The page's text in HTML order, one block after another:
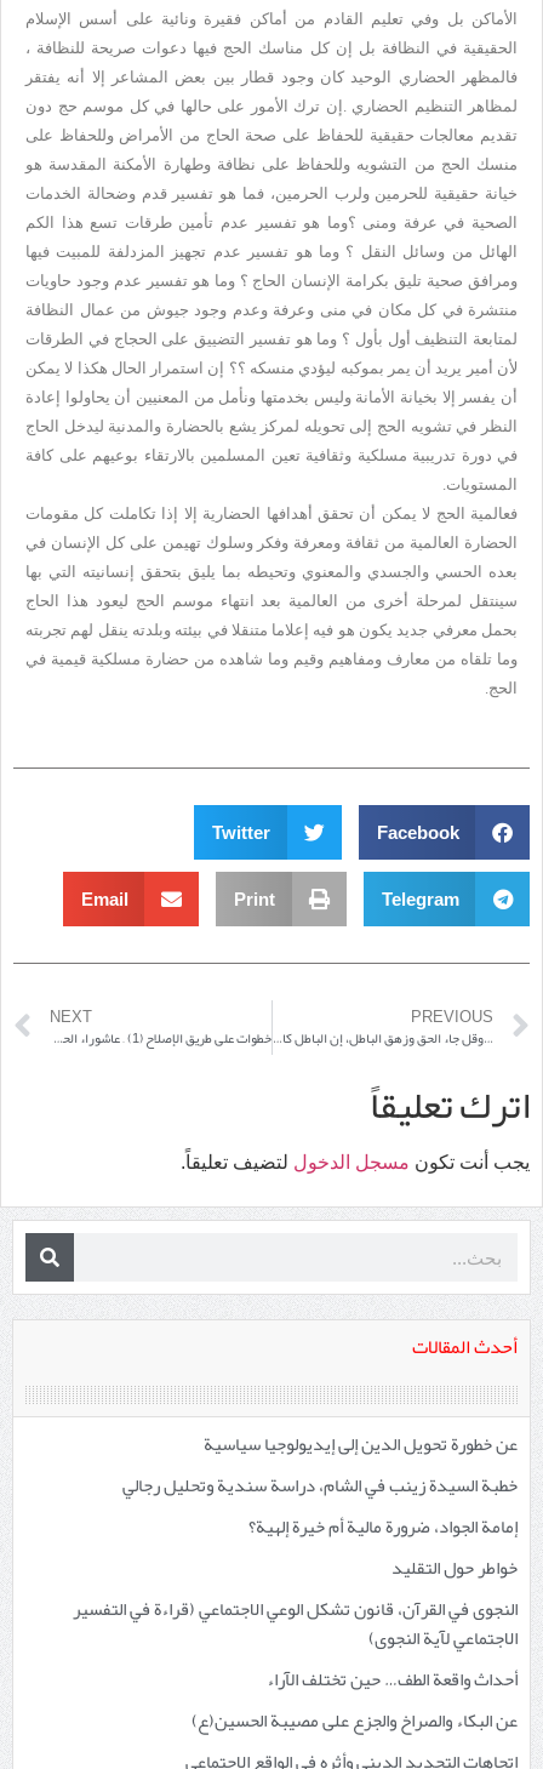
أحدث المقالات
عن خطورة تحويل الدين إلى إيديولوجيا سياسية
خطبة السيدة زينب في الشام، دراسة سندية وتحليل رجالي
إمامة الجواد، ضرورة مالية أم خيرة إلهية؟
خواطر حول التقليد
النجوى في القرآن، قانون تشكل الوعي الاجتماعي (قراءة في التفسير
الاجتماعي لآية النجوى)
أحداث واقعة الطف… حين تختلف الآراء
عن البكاء والصراخ والجزع على مصيبة الحسين(ع)
الأماكن بل وفي تعليم القادم من أماكن فقيرة ونائية على أسس الإسلام
الحقيقية في النظافة بل إن كل مناسك الحج فيها دعوات صريحة للنظافة ،
فالمظهر الحضاري الوحيد كان وجود قطار بين بعض المشاعر إلا أنه يفتقر
لمظاهر التنظيم الحضاري .إن ترك الأمور على حالها في كل موسم حج دون
تقديم معالجات حقيقية للحفاظ على صحة الحاج من الأمراض وللحفاظ على
منسك الحج من التشويه وللحفاظ على نظافة وطهارة الأمكنة المقدسة هو
خيانة حقيقية للحرمين ولرب الحرمين، فما هو تفسير قدم وضحالة الخدمات
الصحية في عرفة ومنى ؟وما هو تفسير عدم تأمين طرقات تسع هذا الكم
الهائل من وسائل النقل ؟ وما هو تفسير عدم تجهيز المزدلفة للمبيت فيها
ومرافق صحية تليق بكرامة الإنسان الحاج ؟ وما هو تفسير عدم وجود حاويات
منتشرة في كل مكان في منى وعرفة وعدم وجود جيوش من عمال النظافة
لمتابعة التنظيف أول بأول ؟ وما هو تفسير التضييق على الحجاج في الطرقات
لأن أمير يريد أن يمر بموكبه ليؤدي منسكه ؟؟ إن استمرار الحال هكذا لا يمكن
أن يفسر إلا بخيانة الأمانة وليس بخدمتها ونأمل من المعنيين أن يحاولوا إعادة
النظر في تشويه الحج إلى تحويله لمركز يشع بالحضارة والمدنية ليدخل الحاج
في دورة تدريبية مسلكية وثقافية تعين المسلمين بالارتقاء بوعيهم على كافة
المستويات.
فعالمية الحج لا يمكن أن تحقق أهدافها الحضارية إلا إذا تكاملت كل مقومات
الحضارة العالمية من ثقافة ومعرفة وفكر وسلوك تهيمن على كل الإنسان في
بعده الحسي والجسدي والمعنوي وتحيطه بما يليق بتحقق إنسانيته التي بها
سينتقل لمرحلة أخرى من العالمية بعد انتهاء موسم الحج ليعود هذا الحاج
بحمل معرفي جديد يكون هو فيه إعلاما متنقلا في بيئته وبلدته ينقل لهم تجربته
وما تلقاه من معارف ومفاهيم وقيم وما شاهده من حضارة مسلكية قيمية في
الحج.
Facebook
Twitter
Telegram
Print
Email
PREVIOUS
…وقل جاء الحق وزهق الباطل، إن الباطل كان زهوقا
NEXT
خطوات على طريق الإصلاح (1) – عاشوراء الحسين عليه السلام عَبْرةٌ وعِبْرةٌ
اترك تعليقاً
يجب أنت تكون مسجل الدخول لتضيف تعليقاً.